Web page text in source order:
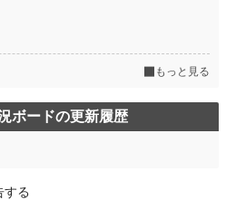
もっと見る
ボードの更新履歴
する